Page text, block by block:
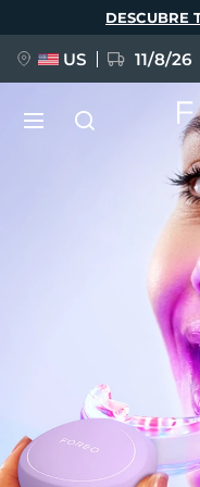
DESCUBRE
US 11/8/26
FAQ™ Pure
BREAKING NEWS
issa™ Teeth
Türkçe
简